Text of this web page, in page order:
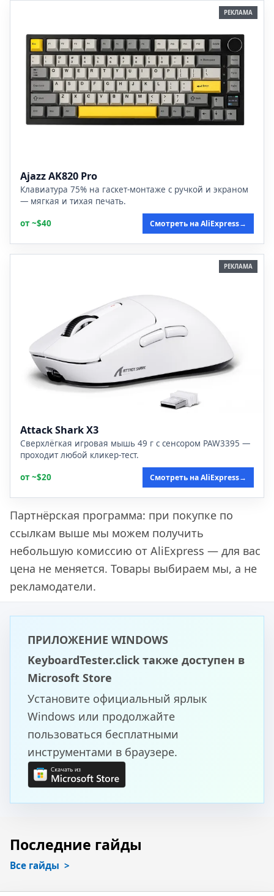
РЕКЛАМА
Ajazz AK820 Pro
Клавиатура 75% на гаскет-монтаже с ручкой и экраном
— мягкая и тихая печать.
от ~$40
Смотреть на AliExpress→
РЕКЛАМА
Attack Shark X3
Сверхлёгкая игровая мышь 49 г с сенсором PAW3395 —
проходит любой кликер-тест.
от ~$20
Смотреть на AliExpress→
Партнёрская программа: при покупке по
ссылкам выше мы можем получить
небольшую комиссию от AliExpress — для вас
цена не меняется. Товары выбираем мы, а не
рекламодатели.
ПРИЛОЖЕНИЕ WINDOWS
KeyboardTester.click также доступен в
Microsoft Store
Установите официальный ярлык
Windows или продолжайте
пользоваться бесплатными
инструментами в браузере.
Последние гайды
Все гайды